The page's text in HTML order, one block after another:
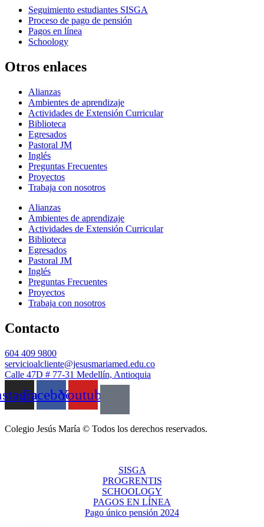
Seguimiento estudiantes SISGA
Proceso de pago de pensión
Pagos en línea
Schoology
Otros enlaces
Alianzas
Ambientes de aprendizaje
Actividades de Extensión Curricular
Biblioteca
Egresados
Pastoral JM
Inglés
Preguntas Frecuentes
Proyectos
Trabaja con nosotros
Alianzas
Ambientes de aprendizaje
Actividades de Extensión Curricular
Biblioteca
Egresados
Pastoral JM
Inglés
Preguntas Frecuentes
Proyectos
Trabaja con nosotros
Contacto
604 409 9800
servicioalcliente@jesusmariamed.edu.co
Calle 47D # 77-31 Medellín, Antioquia
FacebookYoutube
Colegio Jesús María © Todos los derechos reservados.
SISGA
PROGRENTIS
SCHOOLOGY
PAGOS EN LÍNEA
Pago único pensión 2024